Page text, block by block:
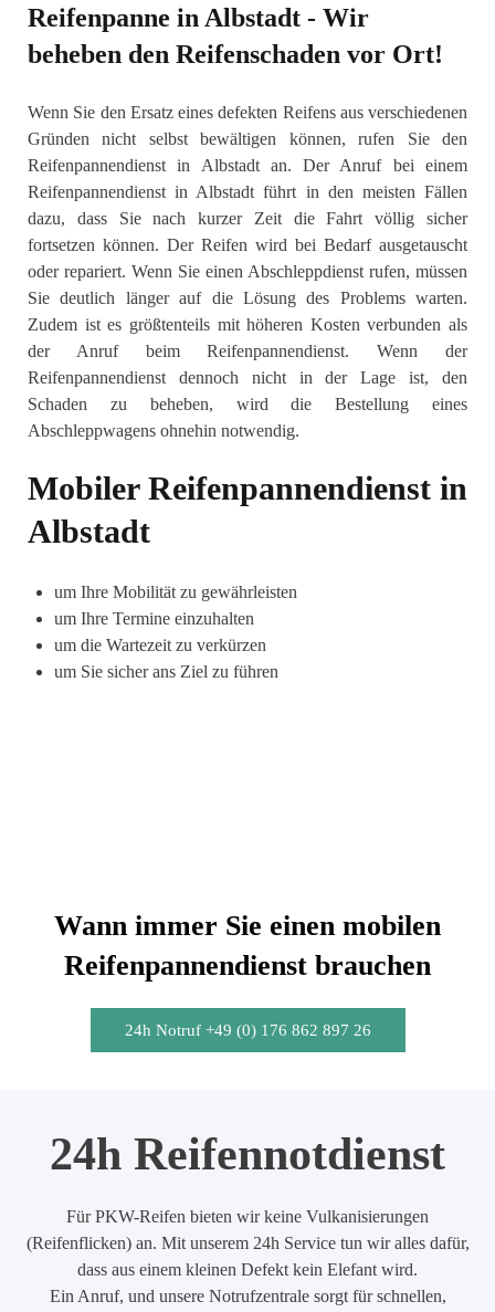
Reifenpanne in Albstadt - Wir
beheben den Reifenschaden vor Ort!
Wenn Sie den Ersatz eines defekten Reifens aus verschiedenen
Gründen nicht selbst bewältigen können, rufen Sie den
Reifenpannendienst in Albstadt an. Der Anruf bei einem
Reifenpannendienst in Albstadt führt in den meisten Fällen
dazu, dass Sie nach kurzer Zeit die Fahrt völlig sicher
fortsetzen können. Der Reifen wird bei Bedarf ausgetauscht
oder repariert. Wenn Sie einen Abschleppdienst rufen, müssen
Sie deutlich länger auf die Lösung des Problems warten.
Zudem ist es größtenteils mit höheren Kosten verbunden als
der Anruf beim Reifenpannendienst. Wenn der
Reifenpannendienst dennoch nicht in der Lage ist, den
Schaden zu beheben, wird die Bestellung eines
Abschleppwagens ohnehin notwendig.
Mobiler Reifenpannendienst in
Albstadt
um Ihre Mobilität zu gewährleisten
um Ihre Termine einzuhalten
um die Wartezeit zu verkürzen
um Sie sicher ans Ziel zu führen
Wann immer Sie einen mobilen
Reifenpannendienst brauchen
24h Notruf +49 (0) 176 862 897 26
24h Reifennotdienst
Für PKW-Reifen bieten wir keine Vulkanisierungen
(Reifenflicken) an. Mit unserem 24h Service tun wir alles dafür,
dass aus einem kleinen Defekt kein Elefant wird.
Ein Anruf, und unsere Notrufzentrale sorgt für schnellen,